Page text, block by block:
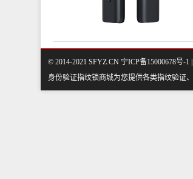
© 2014-2021 SFYZ.CN 宁ICP备15000678号-1 |
身份验证指纹锁商城为您提供各类指纹验证